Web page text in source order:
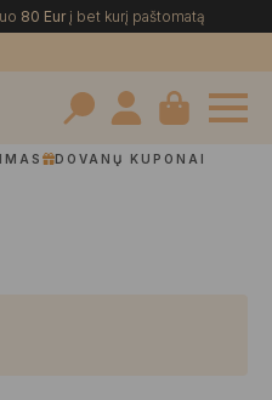
80 Eurį bet kurį paštomatą
Search
DOVANŲ KUPONAI